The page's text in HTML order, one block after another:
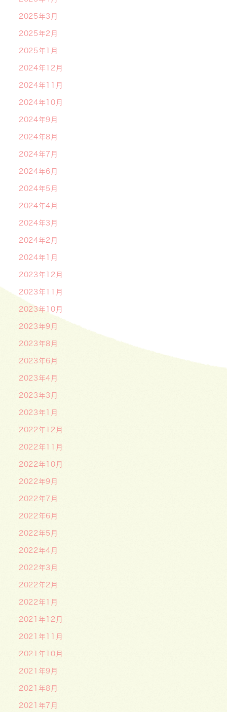
2025年3月
2025年2月
2025年1月
2024年12月
2024年11月
2024年10月
2024年9月
2024年8月
2024年7月
2024年6月
2024年5月
2024年4月
2024年3月
2024年2月
2024年1月
2023年12月
2023年11月
2023年10月
2023年9月
2023年8月
2023年6月
2023年4月
2023年3月
2023年1月
2022年12月
2022年11月
2022年10月
2022年9月
2022年7月
2022年6月
2022年5月
2022年4月
2022年3月
2022年2月
2022年1月
2021年12月
2021年11月
2021年10月
2021年9月
2021年8月
2021年7月